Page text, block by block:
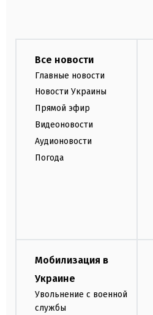
Все новости
Главные новости
Новости Украины
Прямой эфир
Видеоновости
Аудионовости
Погода
Мобилизация в
Украине
Увольнение с военной
службы